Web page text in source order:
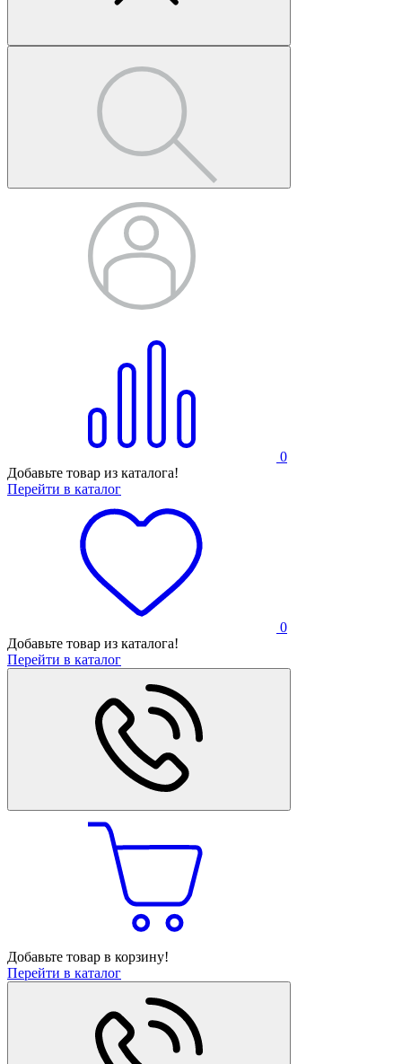
0
Добавьте товар из каталога!
Перейти в каталог
0
Добавьте товар из каталога!
Перейти в каталог
Добавьте товар в корзину!
Перейти в каталог